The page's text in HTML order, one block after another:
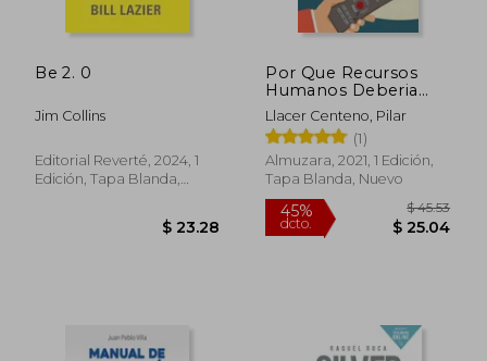
45%
dcto.
45%
dcto.
Be 2. 0
Jim Collins
Editorial Reverté, 2024, 1
Edición, Tapa Blanda,
Por Que Recursos
Humanos Deberia
Ser Como Netflix
Llacer Centeno, Pilar
(1)
Almuzara, 2021, 1 Edición,
Tapa Blanda, Nuevo